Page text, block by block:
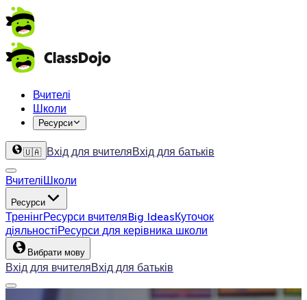
Вчителі
Школи
Ресурси
🇺🇦 Вхід для вчителяВхід для батьків
ВчителіШколи
Ресурси
ТренінгРесурси вчителяBig IdeasКуточок
діяльностіРесурси для керівника школи
Вибрати мову
Вхід для вчителяВхід для батьків